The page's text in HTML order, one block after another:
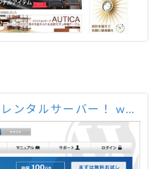
WordPress専用の超高速レンタルサーバー！ wpX